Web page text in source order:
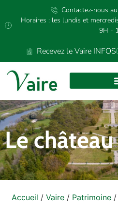
Contactez-nous
Horaires : les lundis et
9H -
Recevez le Vaire INFOS
Le
Accueil / Vaire / Patrimoine /